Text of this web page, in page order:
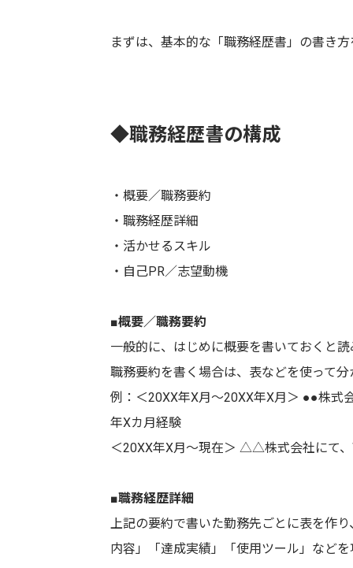
まずは、基本的な「職務経歴書」の書き
◆職務経歴書の構成
・概要／職務要約
・職務経歴詳細
・活かせるスキル
・自己PR／志望動機
■概要／職務要約
一般的に、はじめに概要を書いておくと
職務要約を書く場合は、表などを使って
例：＜20XX年X月～20XX年X月＞ ●●株式
年Xカ月経験
＜20XX年X月～現在＞ △△株式会社にて
■職務経歴詳細
上記の要約で書いた勤務先ごとに表を作
内容」「達成実績」「使用ツール」など